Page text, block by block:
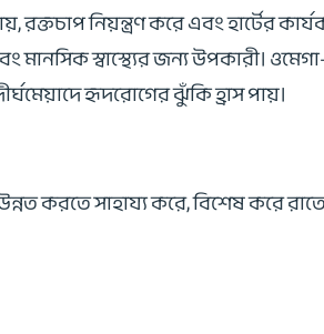
নিয়ন্ত্রণ করে এবং হার্টের
স্বাস্থ্যের জন্য উপকারী।
হৃদরোগের ঝুঁকি হ্রাস পায়।
করতে সাহায্য করে, বিশেষ করে